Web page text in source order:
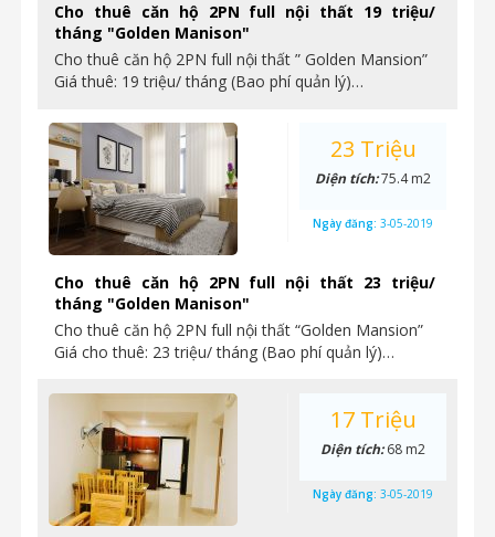
Cho thuê căn hộ 2PN full nội thất 19 triệu/
tháng "Golden Manison"
Cho thuê căn hộ 2PN full nội thất ” Golden Mansion”
Giá thuê: 19 triệu/ tháng (Bao phí quản lý)…
Cho thuê căn hộ 2PN full nội thất 23 triệu/
tháng "Golden Manison"
Cho thuê căn hộ 2PN full nội thất “Golden Mansion”
Giá cho thuê: 23 triệu/ tháng (Bao phí quản lý)…
23 Triệu
Diện tích:75.4 m2
Ngày đăng: 3-05-2019
17 Triệu
Diện tích:68 m2
Ngày đăng: 3-05-2019